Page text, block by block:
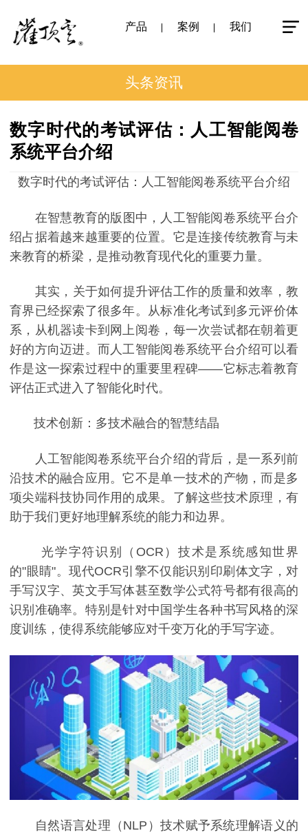
产品 案例 我们
头条资讯
数字时代的考试评估：人工智能阅卷
系统平台介绍
数字时代的考试评估：人工智能阅卷系统平台介绍
在智慧教育的版图中，人工智能阅卷系统平台介
绍占据着越来越重要的位置。它是连接传统教育与未
来教育的桥梁，是推动教育现代化的重要力量。
其实，关于如何提升评估工作的质量和效率，教
育界已经探索了很多年。从标准化考试到多元评价体
系，从机器读卡到网上阅卷，每一次尝试都在朝着更
好的方向迈进。而人工智能阅卷系统平台介绍可以看
作是这一探索过程中的重要里程碑——它标志着教育
评估正式进入了智能化时代。
技术创新：多技术融合的智慧结晶
人工智能阅卷系统平台介绍的背后，是一系列前
沿技术的融合应用。它不是单一技术的产物，而是多
项尖端科技协同作用的成果。了解这些技术原理，有
助于我们更好地理解系统的能力和边界。
光学字符识别（OCR）技术是系统感知世界
的"眼睛"。现代OCR引擎不仅能识别印刷体文字，对
手写汉字、英文手写体甚至数学公式符号都有很高的
识别准确率。特别是针对中国学生各种书写风格的深
度训练，使得系统能够应对千变万化的手写字迹。
自然语言处理（NLP）技术赋予系统理解语义的